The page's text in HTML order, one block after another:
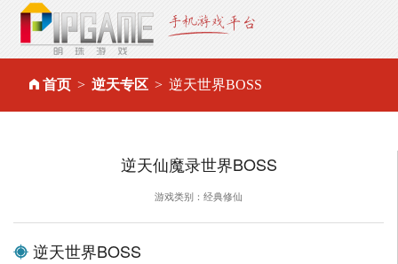
首页 逆天专区 逆天世界BOSS
逆天仙魔录世界BOSS
游戏类别：经典修仙
逆天世界BOSS